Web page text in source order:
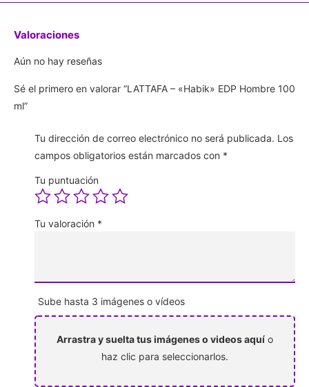
Valoraciones
Aún no hay reseñas
Sé el primero en valorar “LATTAFA – «Habik» EDP Hombre 100
ml”
Tu dirección de correo electrónico no será publicada. Los
campos obligatorios están marcados con *
Tu puntuación
Tu valoración *
Sube hasta 3 imágenes o vídeos
Arrastra y suelta tus imágenes o videos aquí o
haz clic para seleccionarlos.